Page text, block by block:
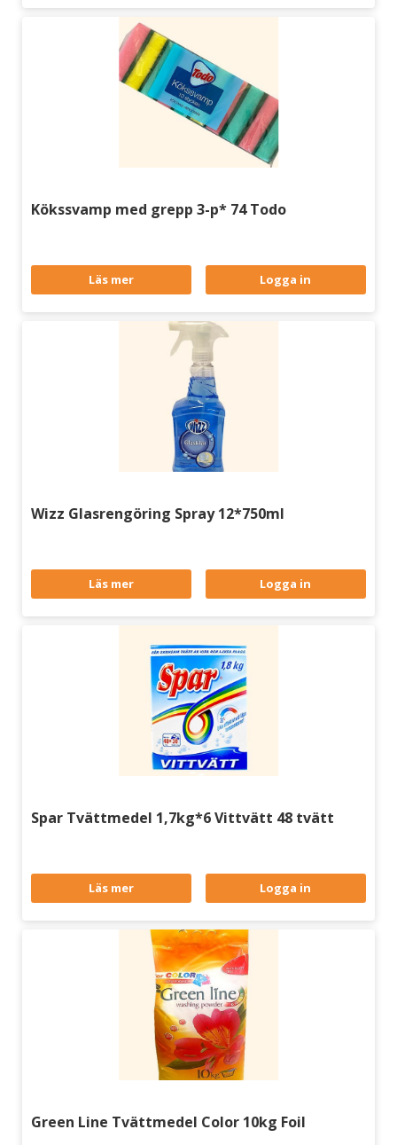
Kökssvamp med grepp 3-p* 74 Todo
Läs mer Logga in
Wizz Glasrengöring Spray 12*750ml
Läs mer Logga in
Spar Tvättmedel 1,7kg*6 Vittvätt 48 tvätt
Läs mer Logga in
Green Line Tvättmedel Color 10kg Foil